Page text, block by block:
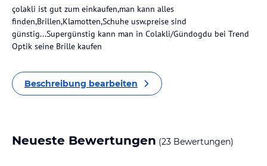
çolakli ist gut zum einkaufen,man kann alles
finden,Brillen,Klamotten,Schuhe usw.preise sind
günstig...Supergünstig kann man in Colakli/Gündogdu bei Trend
Optik seine Brille kaufen
Beschreibung bearbeiten
Neueste Bewertungen (23 Bewertungen)